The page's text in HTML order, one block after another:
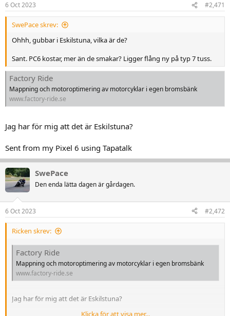
6 Oct 2023 #2,471
SwePace skrev:
Ohhh, gubbar i Eskilstuna, vilka är de?
Sant. PC6 kostar, mer än de smakar? Ligger flång ny på typ 7 tuss.
Factory Ride
Mappning och motoroptimering av motorcyklar i egen bromsbänk
www.factory-ride.se
Jag har för mig att det är Eskilstuna?
Sent from my Pixel 6 using Tapatalk
SwePace
Den enda lätta dagen är gårdagen.
6 Oct 2023 #2,472
Ricken skrev:
Factory Ride
Mappning och motoroptimering av motorcyklar i egen bromsbänk
www.factory-ride.se
Jag har för mig att det är Eskilstuna?
Klicka för att visa mer...